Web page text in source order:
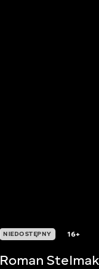
NIEDOSTĘPNY 16+
Roman